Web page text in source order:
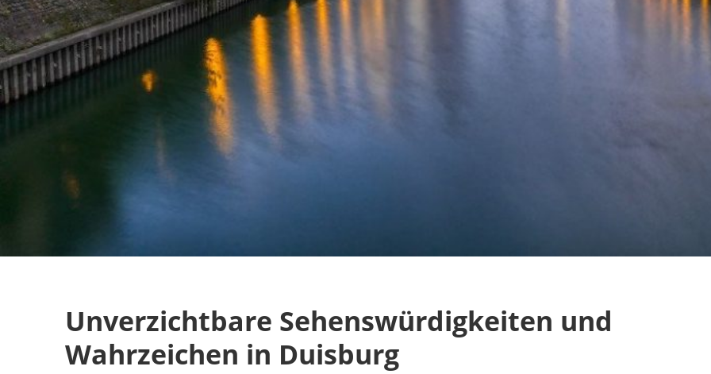
Unverzichtbare Sehenswürdigkeiten und
Wahrzeichen in Duisburg